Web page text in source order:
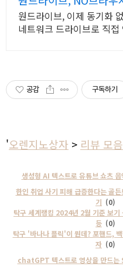
료제공
원드라이브, 이제 동기화
네트워크 드라이브로 직접
공감 구독하기
'오렌지노상자 > 리뷰 모음
생성형 AI 텍스트로 유튜브 쇼츠
한인 취업 사기 피해 급증한다는 골
기 (0)
탁구 세계랭킹 2024년 2월 기준 보
등 (0)
탁구 '바나나 플릭'이 뭔데? 포핸드,
자 (0)
chatGPT 텍스트로 영상을 만드는